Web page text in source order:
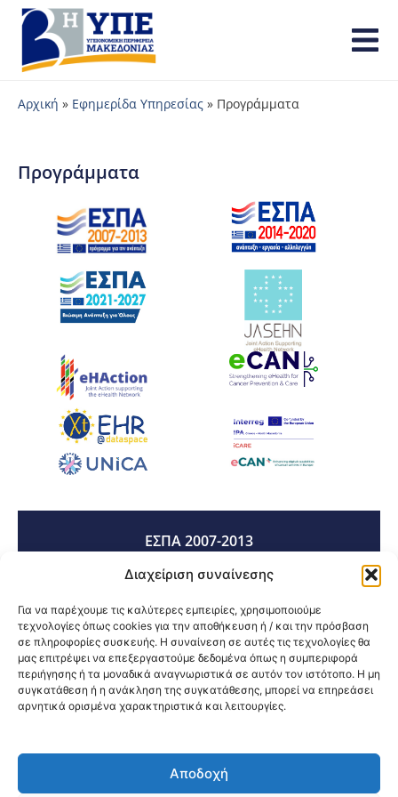
Διαχείριση συναίνεσης
Για να παρέχουμε τις καλύτερες εμπειρίες, χρησιμοποιούμε
τεχνολογίες όπως cookies για την αποθήκευση ή / και την πρόσβαση
σε πληροφορίες συσκευής. Η συναίνεση σε αυτές τις τεχνολογίες θα
μας επιτρέψει να επεξεργαστούμε δεδομένα όπως η συμπεριφορά
περιήγησης ή τα μοναδικά αναγνωριστικά σε αυτόν τον ιστότοπο. Η μη
συγκατάθεση ή η ανάκληση της συγκατάθεσης, μπορεί να επηρεάσει
αρνητικά ορισμένα χαρακτηριστικά και λειτουργίες.
Αποδοχή
Αρχική » Εφημερίδα Υπηρεσίας » Προγράμματα
Προγράμματα
ΕΣΠΑ 2007-2013
ΕΣΠΑ 2014-2020
ΕΣΠΑ 2021-2027
@2026 3ype.gr All rights reserved